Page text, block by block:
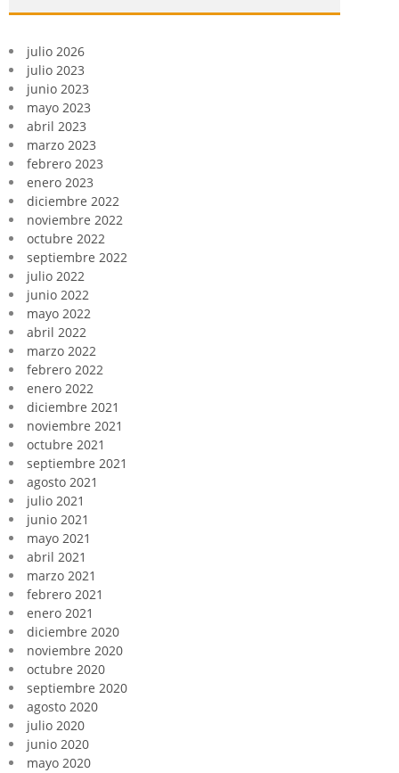
julio 2026
julio 2023
junio 2023
mayo 2023
abril 2023
marzo 2023
febrero 2023
enero 2023
diciembre 2022
noviembre 2022
octubre 2022
septiembre 2022
julio 2022
junio 2022
mayo 2022
abril 2022
marzo 2022
febrero 2022
enero 2022
diciembre 2021
noviembre 2021
octubre 2021
septiembre 2021
agosto 2021
julio 2021
junio 2021
mayo 2021
abril 2021
marzo 2021
febrero 2021
enero 2021
diciembre 2020
noviembre 2020
octubre 2020
septiembre 2020
agosto 2020
julio 2020
junio 2020
mayo 2020